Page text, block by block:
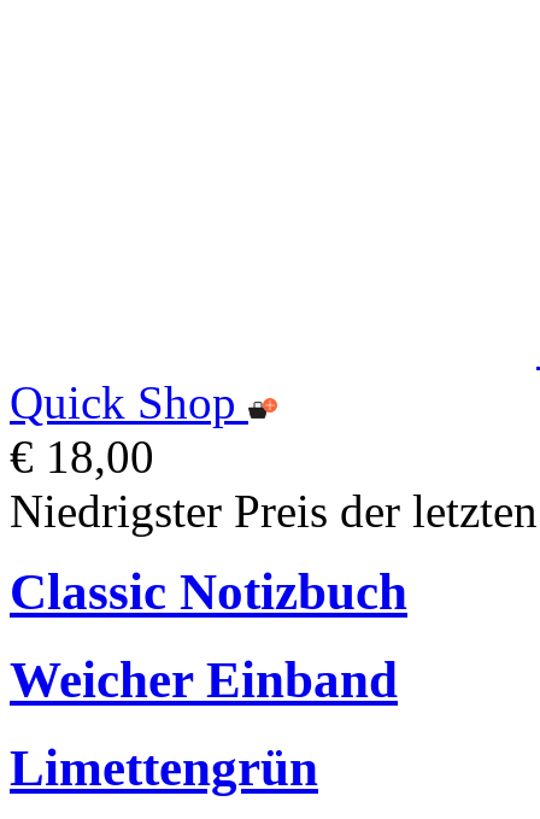
Quick Shop
€ 18,00
Niedrigster Preis der
Classic Notizbuch
Weicher Einband
Limettengrün